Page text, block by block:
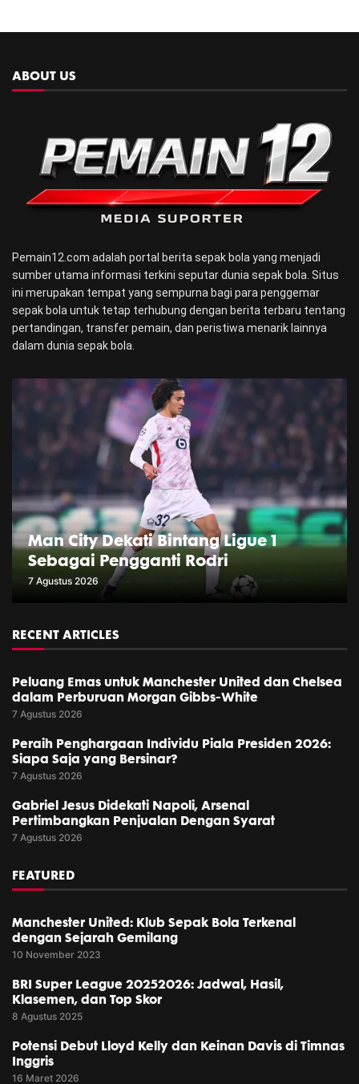
ABOUT US
Pemain12.com adalah portal berita sepak bola yang menjadi
sumber utama informasi terkini seputar dunia sepak bola. Situs
ini merupakan tempat yang sempurna bagi para penggemar
sepak bola untuk tetap terhubung dengan berita terbaru tentang
pertandingan, transfer pemain, dan peristiwa menarik lainnya
dalam dunia sepak bola.
Man City Dekati Bintang Ligue 1
Sebagai Pengganti Rodri
7 Agustus 2026
RECENT ARTICLES
Peluang Emas untuk Manchester United dan Chelsea
dalam Perburuan Morgan Gibbs-White
7 Agustus 2026
Peraih Penghargaan Individu Piala Presiden 2026:
Siapa Saja yang Bersinar?
7 Agustus 2026
Gabriel Jesus Didekati Napoli, Arsenal
Pertimbangkan Penjualan Dengan Syarat
7 Agustus 2026
FEATURED
Manchester United: Klub Sepak Bola Terkenal
dengan Sejarah Gemilang
10 November 2023
BRI Super League 20252026: Jadwal, Hasil,
Klasemen, dan Top Skor
8 Agustus 2025
Potensi Debut Lloyd Kelly dan Keinan Davis di Timnas
Inggris
16 Maret 2026